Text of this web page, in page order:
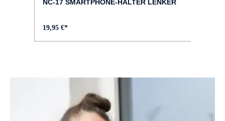
DISPLAY :
Bosch Kiox 300
NC-17 SMARTPHONE-HALTER LENKER
19,95 €*